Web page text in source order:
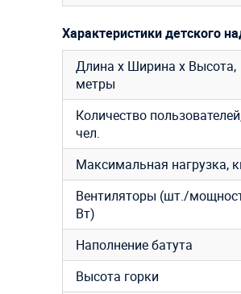
Характеристики детского
Длина х Ширина х Высота,
метры
Количество
чел.
Максимальная нагрузка,
Вентиляторы (шт./
Вт)
Наполнение батута
Высота горки